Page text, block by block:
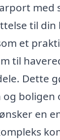
med
til din
et
til
Dette
og boligen
en